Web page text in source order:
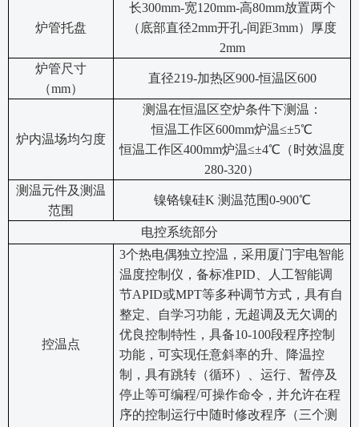
炉管托盘
长300mm-宽120mm-高80mm放置两个
（底部直径2mm开孔-间距3mm）厚度
2mm
炉管尺寸
（mm）
直径219-加热区900-恒温区600
炉内温场均匀度
测温在恒温区空炉条件下测温：
恒温工作区600mm炉温≤±5℃
恒温工作区400mm炉温≤±4℃（时效温度
280-320）
测温元件及测温
范围
镍铬镍硅K 测温范围0-900℃
电控系统部分
控温点
3个热电偶独立控温，采用厦门宇电智能
温度控制仪，备标准PID、人工智能调
节APID或MPT等多种调节方式，具有自
整定、自学习功能，无超调及无欠调的
优良控制特性，具备10-100段程序控制
功能，可实现任意斜率的升、降温控
制，具有跳转（循环）、运行、暂停及
停止等可编程/可操作命令，并允许在程
序的控制运行中随时修改程序（三个测